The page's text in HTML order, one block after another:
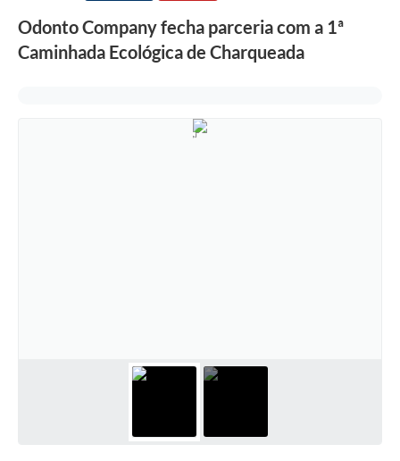
Odonto Company fecha parceria com a 1ª
Caminhada Ecológica de Charqueada